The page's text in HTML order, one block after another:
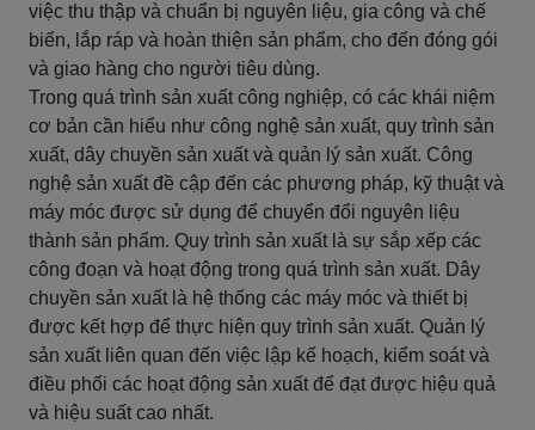
việc thu thập và chuẩn bị nguyên liệu, gia công và chế
biến, lắp ráp và hoàn thiện sản phẩm, cho đến đóng gói
và giao hàng cho người tiêu dùng.
Trong quá trình sản xuất công nghiệp, có các khái niệm
cơ bản cần hiểu như công nghệ sản xuất, quy trình sản
xuất, dây chuyền sản xuất và quản lý sản xuất. Công
nghệ sản xuất đề cập đến các phương pháp, kỹ thuật và
máy móc được sử dụng để chuyển đổi nguyên liệu
thành sản phẩm. Quy trình sản xuất là sự sắp xếp các
công đoạn và hoạt động trong quá trình sản xuất. Dây
chuyền sản xuất là hệ thống các máy móc và thiết bị
được kết hợp để thực hiện quy trình sản xuất. Quản lý
sản xuất liên quan đến việc lập kế hoạch, kiểm soát và
điều phối các hoạt động sản xuất để đạt được hiệu quả
và hiệu suất cao nhất.